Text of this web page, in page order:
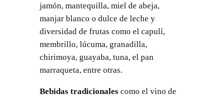
jamón, mantequilla, miel de abeja,
manjar blanco o dulce de leche y
diversidad de frutas como el capulí,
membrillo, lúcuma, granadilla,
chirimoya, guayaba, tuna, el pan
marraqueta, entre otras.
Bebidas tradicionalescomo el vino de